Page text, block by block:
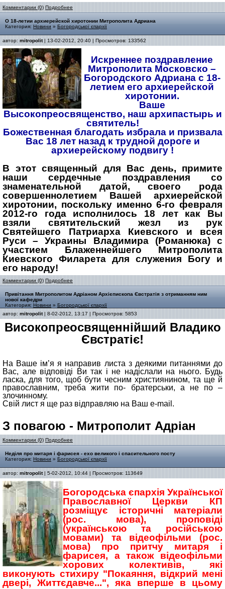
Комментарии (0) Подробнее
О 18-летии архиерейской хиротонии Митрополита Адриана
Категория: Новини » Богородської єпархії
автор: mitropolit| 13-02-2012, 20:40 | Просмотров: 133562
Искреннее поздравление
Митрополита Московско –
Богородского Адриана с 18-
летием его архиерейской
хиротонии.
Ваше
Высокопреосвященство, наш архипастырь и
святитель!
Божественная благодать избрала и призвала
Вас 18 лет назад к трудной дороге и
архиерейскому подвигу !
В этот священный для Вас день, примите
наши сердечные поздравления со
знаменательной датой, своего рода
совершеннолетием Вашей архиерейской
хиротонии, поскольку именно 6-го февраля
2012-го года исполнилось 18 лет как Вы
взяли святительский жезл из рук
Святейшего Патриарха Киевского и всея
Руси – Украины Владимира (Романюка) с
участием Блаженнейшего Митрополита
Киевского Филарета для служения Богу и
его народу!
Комментарии (0) Подробнее
Привітання Митрополитом Адріаном Архієпископа Євстратія з отриманням ним
нової кафедри
Категория: Новини » Богородської єпархії
автор: mitropolit| 8-02-2012, 13:17 | Просмотров: 5853
Високопреосвященнійший Владико
Євстратіє!
На Ваше ім’я я направив листа з деякими питаннями до
Вас, але відповіді Ви так і не надіслали на нього. Будь
ласка, для того, щоб бути чесним християнином, та ще й
православним, треба жити по- братерськи, а не по –
злочинному.
Свій лист я ще раз відправляю на Ваш e-mail.
З повагою - Митрополит Адріан
Комментарии (0) Подробнее
Неділя про митаря і фарисея - ехо великого і спасительного посту
Категория: Новини » Богородської єпархії
автор: mitropolit| 5-02-2012, 10:44 | Просмотров: 113649
Богородська єпархія Української
Православної Церкви КП
розміщує історичні матеріали
(рос. мова), проповіді
(українською та російською
мовами) та відеофільми (рос.
мова) про притчу митаря і
фарисея, а також відеофільми
хорових колективів, які
виконують стихиру "Покаяння, відкрий мені
двері, Життєдавче...", яка вперше в цьому